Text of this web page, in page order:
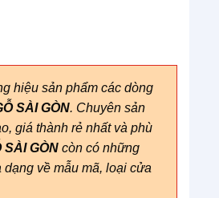
hiệu sản phẩm các dòng
SÀI GÒN. Chuyên sản
giá thành rẻ nhất và phù
SÀI GÒN còn có những
về mẫu mã, loại cửa